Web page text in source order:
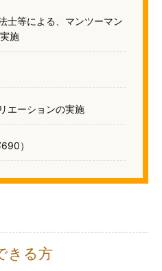
士等による、マンツーマン
施
エーションの実施
）
きる方